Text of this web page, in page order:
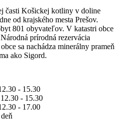
časti Košickej kotliny v doline
od krajského mesta Prešov.
801 obyvateľov. V katastri obce
prírodná rezervácia
sa nachádza minerálny prameň
ako Sigord.
- 15.30
- 15.30
- 17.00